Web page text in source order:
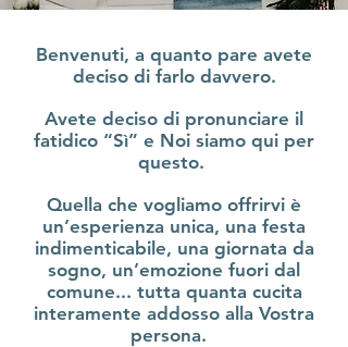
Benvenuti, a quanto pare avete
deciso di farlo davvero.
Avete deciso di pronunciare il
fatidico “Sì” e Noi siamo qui per
questo.
Quella che vogliamo offrirvi è
un’esperienza unica, una festa
indimenticabile, una giornata da
sogno, un’emozione fuori dal
comune... tutta quanta cucita
interamente addosso alla Vostra
persona.